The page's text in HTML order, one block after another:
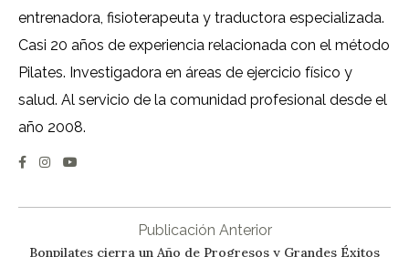
entrenadora, fisioterapeuta y traductora especializada.
Casi 20 años de experiencia relacionada con el método
Pilates. Investigadora en áreas de ejercicio físico y
salud. Al servicio de la comunidad profesional desde el
año 2008.
Publicación Anterior
Bonpilates cierra un Año de Progresos y Grandes Éxitos